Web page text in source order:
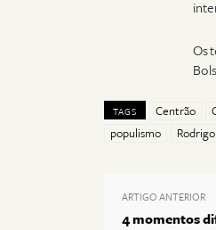
Os
TAGS Centrão
populismo
ARTIGO ANTERIOR
4 momentos